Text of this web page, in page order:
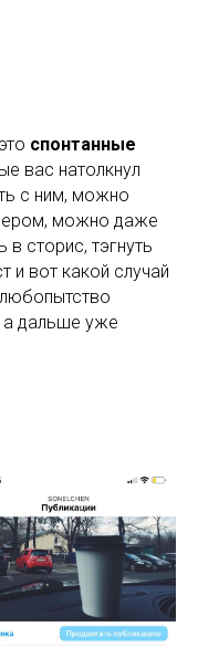
спонтанные
вас натолкнул
с ним, можно
можно даже
в сторис, тэгнуть
и вот какой случай
а дальше уже